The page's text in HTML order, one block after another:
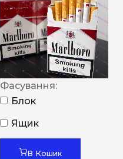
Фасування:
Блок
Ящик
В Кошик